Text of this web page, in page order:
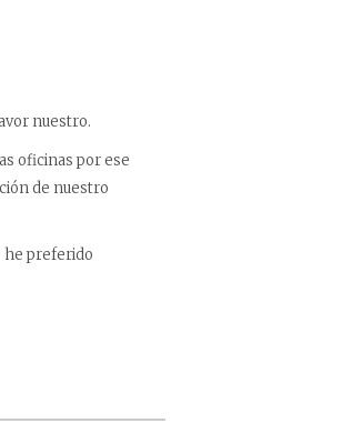
nuestro.
oficinas por ese
de nuestro
he preferido